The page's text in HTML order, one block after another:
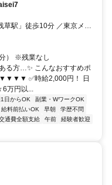
草駅」徒歩10分 ／東京メト
スプレス「浅草駅」徒歩
） ※残業なし
る方…✨ こんなおすすめポ
✅時給2,000円！ 日
6万円以...
日からOK
副業・WワークOK
給料前払いOK 早朝
学歴不問
通費全額支給 午前
経験者歓迎